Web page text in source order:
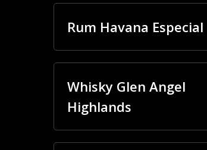
Rum Havana Especial
Whisky Glen Angel
Highlands